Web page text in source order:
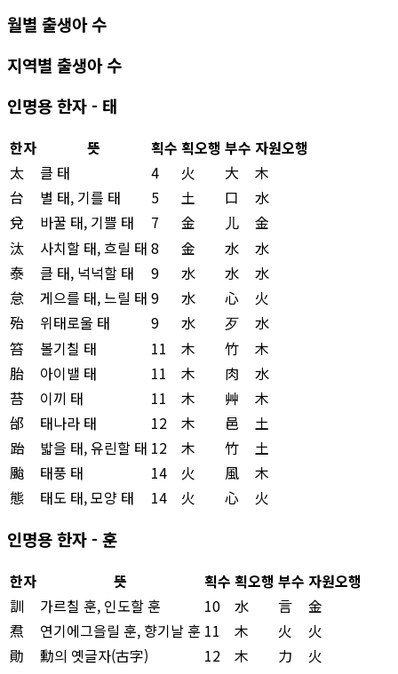
월별 출생아 수
지역별 출생아 수
인명용 한자 - 태
한자 뜻 획수 획오행 부수 자원오행
太
클 태 4 火 大
木
台
별 태, 기를 태 5 土 口
水
兌
바꿀 태, 기쁠 태 7 金 儿
金
汰
사치할 태, 흐릴 태 8 金 水
水
泰
클 태, 넉넉할 태 9 水 水
水
怠
게으를 태, 느릴 태 9 水 心
火
殆
위태로울 태 9 水 歹
水
笞
볼기칠 태 11 木 竹
木
胎
아이밸 태 11 木 肉
水
苔
이끼 태 11 木 艸
木
邰
태나라 태 12 木 邑
土
跆
밟을 태, 유린할 태 12 木 竹
土
颱
태풍 태 14 火 風
木
態
태도 태, 모양 태 14 火 心 火
인명용 한자 - 훈
한자 뜻 획수 획오행 부수 자원오행
訓
가르칠 훈, 인도할 훈 10 水 言
金
焄
연기에그을릴 훈, 향기날 훈 11 木 火
火
勛
勳의 옛글자(古字) 12 木 力
火